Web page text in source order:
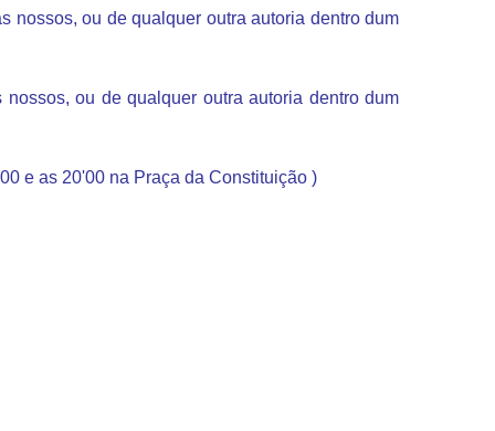
nossos, ou de qualquer outra autoria dentro dum
ou de qualquer outra autoria dentro dum
e as 20'00 na Praça da Constituição )